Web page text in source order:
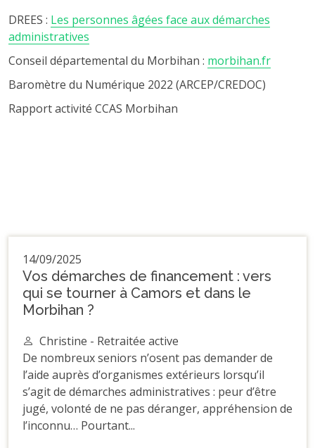
DREES : Les personnes âgées face aux démarches
administratives
Conseil départemental du Morbihan : morbihan.fr
Baromètre du Numérique 2022 (ARCEP/CREDOC)
Rapport activité CCAS Morbihan
14/09/2025
Vos démarches de financement : vers
qui se tourner à Camors et dans le
Morbihan ?
Christine - Retraitée active
De nombreux seniors n’osent pas demander de
l’aide auprès d’organismes extérieurs lorsqu’il
s’agit de démarches administratives : peur d’être
jugé, volonté de ne pas déranger, appréhension de
l’inconnu… Pourtant...